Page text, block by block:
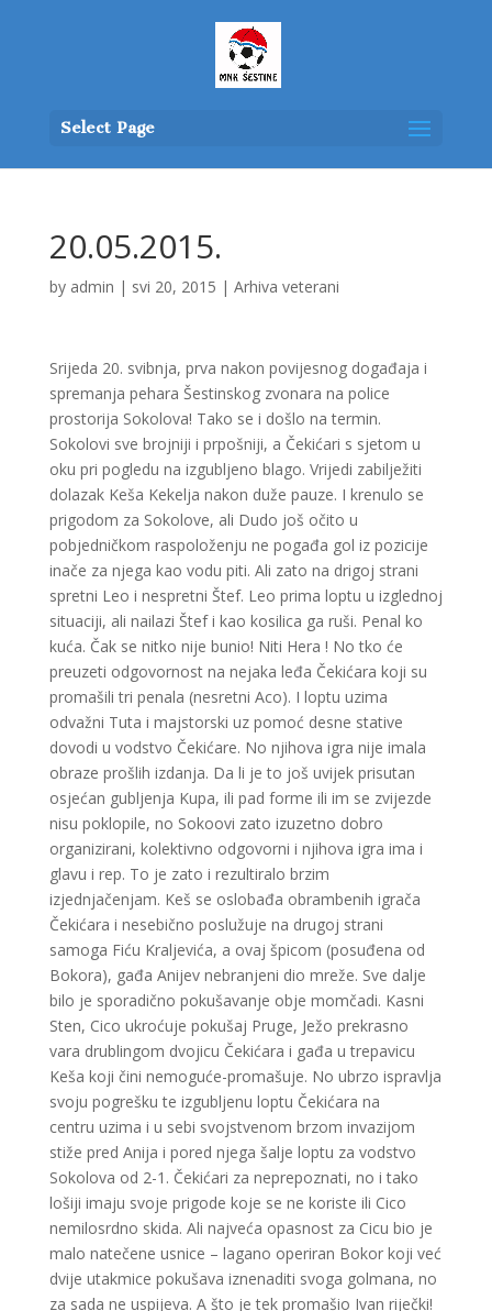
Select Page
20.05.2015.
by admin | svi 20, 2015 | Arhiva veterani
Srijeda 20. svibnja, prva nakon povijesnog događaja i
spremanja pehara Šestinskog zvonara na police
prostorija Sokolova! Tako se i došlo na termin.
Sokolovi sve brojniji i prpošniji, a Čekićari s sjetom u
oku pri pogledu na izgubljeno blago. Vrijedi zabilježiti
dolazak Keša Kekelja nakon duže pauze. I krenulo se
prigodom za Sokolove, ali Dudo još očito u
pobjedničkom raspoloženju ne pogađa gol iz pozicije
inače za njega kao vodu piti. Ali zato na drigoj strani
spretni Leo i nespretni Štef. Leo prima loptu u izglednoj
situaciji, ali nailazi Štef i kao kosilica ga ruši. Penal ko
kuća. Čak se nitko nije bunio! Niti Hera ! No tko će
preuzeti odgovornost na nejaka leđa Čekićara koji su
promašili tri penala (nesretni Aco). I loptu uzima
odvažni Tuta i majstorski uz pomoć desne stative
dovodi u vodstvo Čekićare. No njihova igra nije imala
obraze prošlih izdanja. Da li je to još uvijek prisutan
osjećan gubljenja Kupa, ili pad forme ili im se zvijezde
nisu poklopile, no Sokoovi zato izuzetno dobro
organizirani, kolektivno odgovorni i njihova igra ima i
glavu i rep. To je zato i rezultiralo brzim
izjednjačenjam. Keš se oslobađa obrambenih igrača
Čekićara i nesebično poslužuje na drugoj strani
samoga Fiću Kraljevića, a ovaj špicom (posuđena od
Bokora), gađa Anijev nebranjeni dio mreže. Sve dalje
bilo je sporadično pokušavanje obje momčadi. Kasni
Sten, Cico ukroćuje pokušaj Pruge, Ježo prekrasno
vara drublingom dvojicu Čekićara i gađa u trepavicu
Keša koji čini nemoguće-promašuje. No ubrzo ispravlja
svoju pogrešku te izgubljenu loptu Čekićara na
centru uzima i u sebi svojstvenom brzom invazijom
stiže pred Anija i pored njega šalje loptu za vodstvo
Sokolova od 2-1. Čekićari za neprepoznati, no i tako
lošiji imaju svoje prigode koje se ne koriste ili Cico
nemilosrdno skida. Ali najveća opasnost za Cicu bio je
malo natečene usnice – lagano operiran Bokor koji već
dvije utakmice pokušava iznenaditi svoga golmana, no
za sada ne uspijeva. A što je tek promašio Ivan riječki!